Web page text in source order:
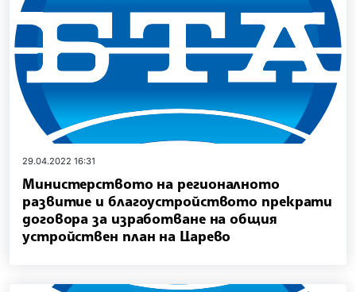
29.04.2022 16:31
Министерството на регионалното
развитие и благоустройството прекрати
договора за изработване на общия
устройствен план на Царево